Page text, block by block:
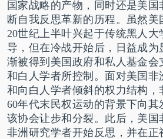
国家战略的产物，同时还是美
断自我反思革新的历程。虽然美
20世纪上半叶兴起于传统黑人大
导，但在冷战开始后，日益成为
渐被得到美国政府和私人基金会
和白人学者所控制。面对美国非
和向白人学者倾斜的权力结构，
60年代末民权运动的背景下向
该协会让步和分裂。此后，美
非洲研究学者开始反思，并在